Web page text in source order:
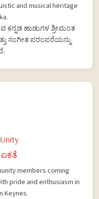
and musical heritage
ಹಾಡುಗಳ ಶ್ರೀಮಂತ
ಸಂಗೀತ ಪರಂಪರೆಯನ್ನು
members coming
pride and enthusiasm in
Keynes.